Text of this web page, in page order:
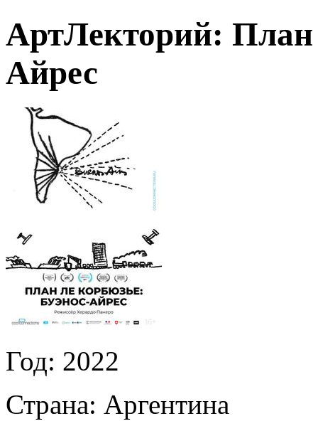
АртЛекторий:
Айрес
Год: 2022
Страна: Аргентина